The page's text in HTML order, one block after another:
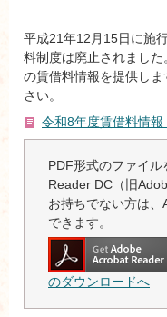
平成21年12月15日に施
料制度は廃止されまし
の賃借料情報を提供し
さい。
令和8年度賃借料情報
PDF形式のファイ
Reader DC（旧
お持ちでない方は
できます。
のダウンロードへ